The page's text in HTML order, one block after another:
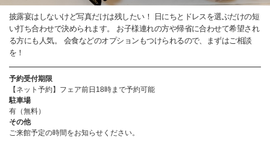
披露宴はしないけど写真だけは残したい！ 日にちとドレスを選ぶだけの短
い打ち合わせで決められます。 お子様連れの方や帰省に合わせて希望され
る方にも人気。 会食などのオプションもつけられるので、まずはご相談
を！
予約受付期限
【ネット予約】フェア前日18時まで予約可能
駐車場
有（無料）
その他
ご来館予定の時間をお知らせください。